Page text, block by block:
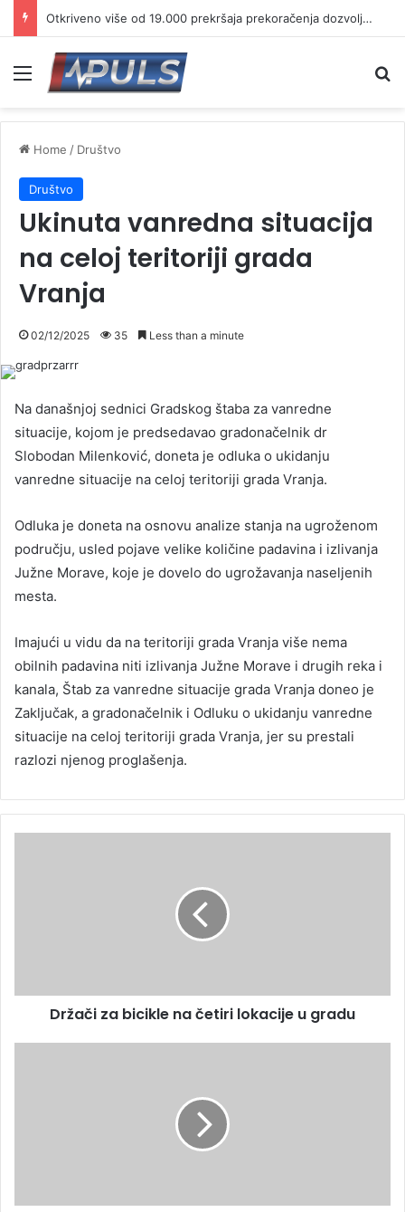
Otkriveno više od 19.000 prekršaja prekoračenja dozvoljene brzine
Menu
Home / Društvo
Društvo
Ukinuta vanredna situacija
na celoj teritoriji grada
Vranja
02/12/2025 35 Less than a minute
Na današnjoj sednici Gradskog štaba za vanredne
situacije, kojom je predsedavao gradonačelnik dr
Slobodan Milenković, doneta je odluka o ukidanju
vanredne situacije na celoj teritoriji grada Vranja.
Odluka je doneta na osnovu analize stanja na ugroženom
području, usled pojave velike količine padavina i izlivanja
Južne Morave, koje je dovelo do ugrožavanja naseljenih
mesta.
Imajući u vidu da na teritoriji grada Vranja više nema
obilnih padavina niti izlivanja Južne Morave i drugih reka i
kanala, Štab za vanredne situacije grada Vranja doneo je
Zaključak, a gradonačelnik i Odluku o ukidanju vanredne
situacije na celoj teritoriji grada Vranja, jer su prestali
razlozi njenog proglašenja.
Držači za bicikle na četiri lokacije u gradu